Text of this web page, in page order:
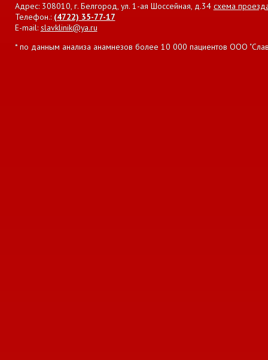
Адрес: 308010, г. Белгород, ул. 1-ая Шоссейная, д.34 схема
Телефон.: (4722) 35-77-17
E-mail: slavklinik@ya.ru
* по данным анализа анамнезов более 10 000 пациентов ООО